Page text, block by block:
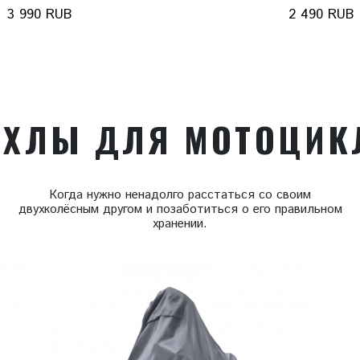
3 990 RUB
2 490 RUB
ДЛЯ
Когда нужно ненадолго расстаться со своим
двухколёсным другом и позаботиться о его правильном
хранении.